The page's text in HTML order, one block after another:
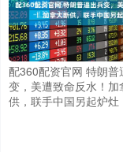
配360配资官网 特朗普
变，美遭致命反水！加
供，联手中国另起炉灶